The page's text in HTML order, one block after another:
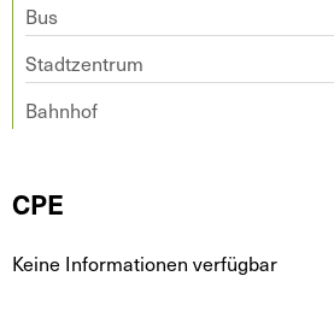
Bus
Stadtzentrum
Bahnhof
CPE
Keine Informationen verfügbar